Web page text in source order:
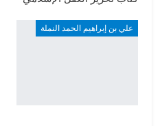
علي بن إبراهيم الحمد النملة